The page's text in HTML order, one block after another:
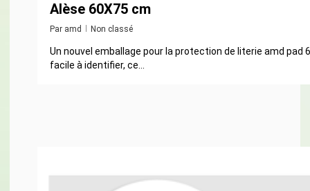
Alèse 60X75 cm
Par amd Non classé
Un nouvel emballage pour la protection de literie amd
facile à identifier, ce...